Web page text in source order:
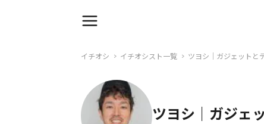
イチオシ イチオシスト一覧 ツヨシ｜ガジェットと
ツヨシ｜ガジェ